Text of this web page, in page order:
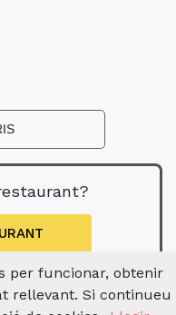
per funcionar, obtenir
rellevant. Si continueu